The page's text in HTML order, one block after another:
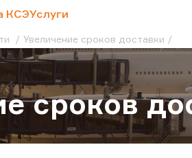
КСЭУслуги
Увеличение сроков доставки
сроков